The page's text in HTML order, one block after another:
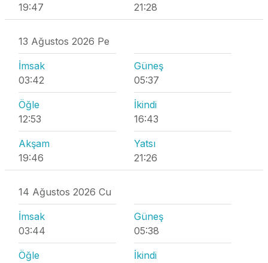
19:47
21:28
13 Ağustos 2026 Pe
İmsak
03:42
Güneş
05:37
Öğle
12:53
İkindi
16:43
Akşam
19:46
Yatsı
21:26
14 Ağustos 2026 Cu
İmsak
03:44
Güneş
05:38
Öğle
İkindi